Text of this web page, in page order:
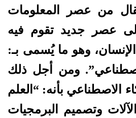
من عصر المعلومات
إلى عصر جديد تقوم فيه
الإنسان، وهو ما يُسمى بـ:
ومن أجل ذلك
الاصطناعي بأنه: “العلم
وتصميم البرمجيات